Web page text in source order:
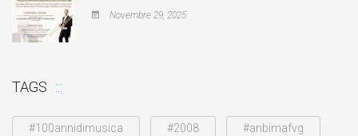
Novembre 29, 2025
TAGS
#100annidimusica #2008 #anbimafvg